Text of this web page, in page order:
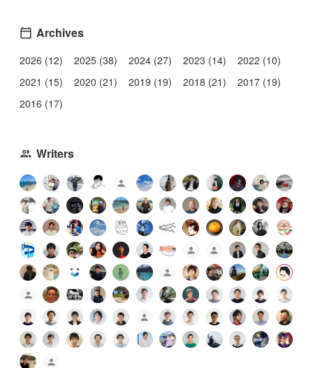
Archives
2026 (12) 2025 (38) 2024 (27) 2023 (14)
2022 (10)
2021 (15)
2020 (21) 2019 (19) 2018 (21)
2017 (19)
2016 (17)
Writers